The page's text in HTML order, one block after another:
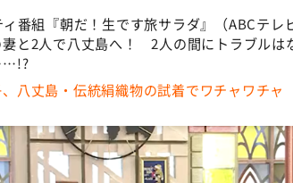
番組『朝だ！生です旅サラダ』（ABCテレ
妻と2人で八丈島へ！ 2人の間にトラブル
、八丈島・伝統絹織物の試着でワチャワチャ